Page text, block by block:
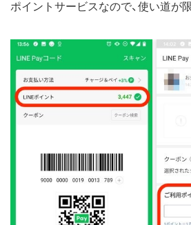
ポイントサービスなので、使い道が